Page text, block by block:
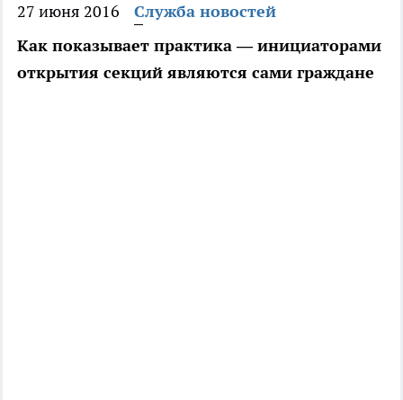
27 июня 2016
Служба новостей
Как показывает практика — инициаторами
открытия секций являются сами граждане